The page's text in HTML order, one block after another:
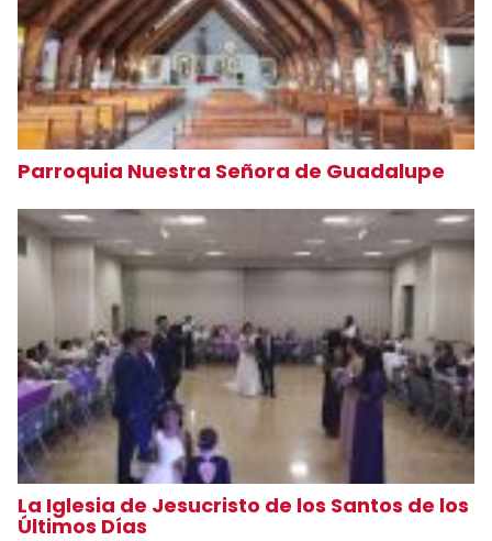
Parroquia Nuestra Señora de Guadalupe
La Iglesia de Jesucristo de los Santos de los
Últimos Días